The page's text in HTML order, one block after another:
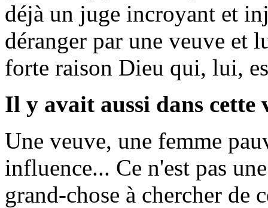
déjà un juge incroyant et
déranger par une veuve et
forte raison Dieu qui, lui,
Il y avait aussi dans cette
Une veuve, une femme
influence... Ce n'est pas
grand-chose à chercher de